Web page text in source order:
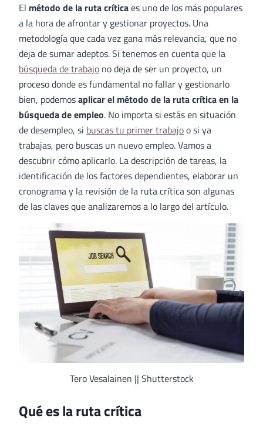
El método de la ruta críticaes uno de los más populares
a la hora de afrontar y gestionar proyectos. Una
metodología que cada vez gana más relevancia, que no
deja de sumar adeptos. Si tenemos en cuenta que la
búsqueda de trabajo no deja de ser un proyecto, un
proceso donde es fundamental no fallar y gestionarlo
bien, podemosaplicar el método de la ruta crítica en la
búsqueda de empleo. No importa si estás en situación
de desempleo, si buscas tu primer trabajoo si ya
trabajas, pero buscas un nuevo empleo. Vamos a
descubrir cómo aplicarlo. La descripción de tareas, la
identificación de los factores dependientes, elaborar un
cronograma y la revisión de la ruta crítica son algunas
de las claves que analizaremos a lo largo del artículo.
Tero Vesalainen || Shutterstock
Qué es la ruta crítica